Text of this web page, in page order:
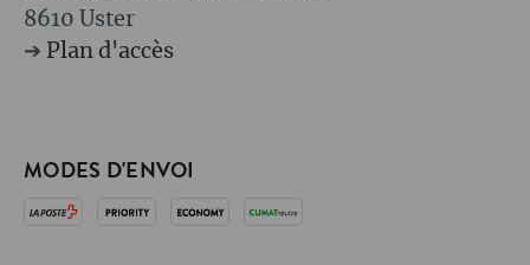
8610 Uster
➔ Plan d'accès
MODES D'ENVOI